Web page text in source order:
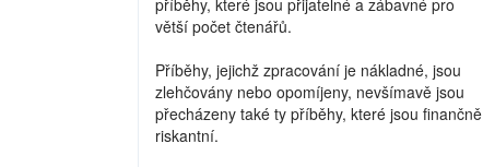
příběhy, které jsou přijatelné a zábavné pro
větší počet čtenářů.
Příběhy, jejichž zpracování je nákladné, jsou
zlehčovány nebo opomíjeny, nevšímavě jsou
přecházeny také ty příběhy, které jsou finančně
riskantní.